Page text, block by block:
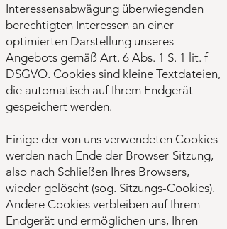
Interessensabwägung überwiegenden
berechtigten Interessen an einer
optimierten Darstellung unseres
Angebots gemäß Art. 6 Abs. 1 S. 1 lit. f
DSGVO. Cookies sind kleine Textdateien,
die automatisch auf Ihrem Endgerät
gespeichert werden.
Einige der von uns verwendeten Cookies
werden nach Ende der Browser-Sitzung,
also nach Schließen Ihres Browsers,
wieder gelöscht (sog. Sitzungs-Cookies).
Andere Cookies verbleiben auf Ihrem
Endgerät und ermöglichen uns, Ihren